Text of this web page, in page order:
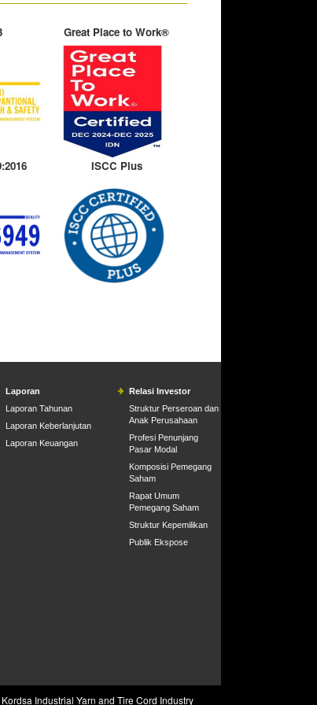
Great Place to Work®
ISCC Plus
Laporan
Laporan Tahunan
Laporan Keberlanjutan
Laporan Keuangan
Relasi Investor
Struktur Perseroan dan
Anak Perusahaan
Profesi Penunjang
Pasar Modal
Komposisi Pemegang
Saham
Rapat Umum
Pemegang Saham
Struktur Kepemilikan
Publik Ekspose
Industrial Yarn and Tire Cord Industry